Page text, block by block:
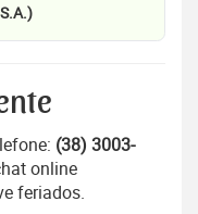
(38) 3003-
online
feriados.